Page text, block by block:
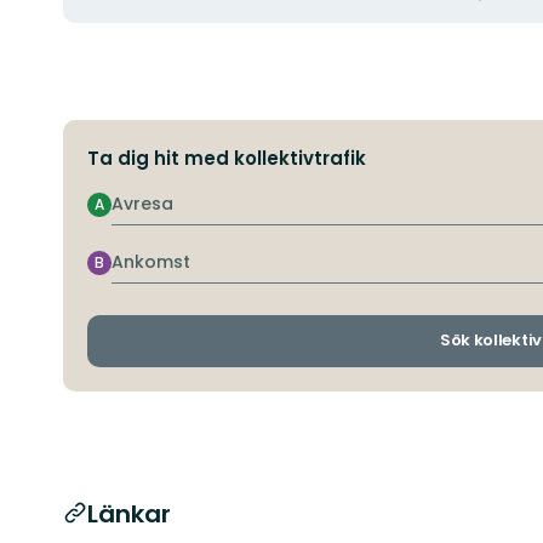
Ta dig hit med kollektivtrafik
Avresa
A
Ankomst
B
Sök
Länkar